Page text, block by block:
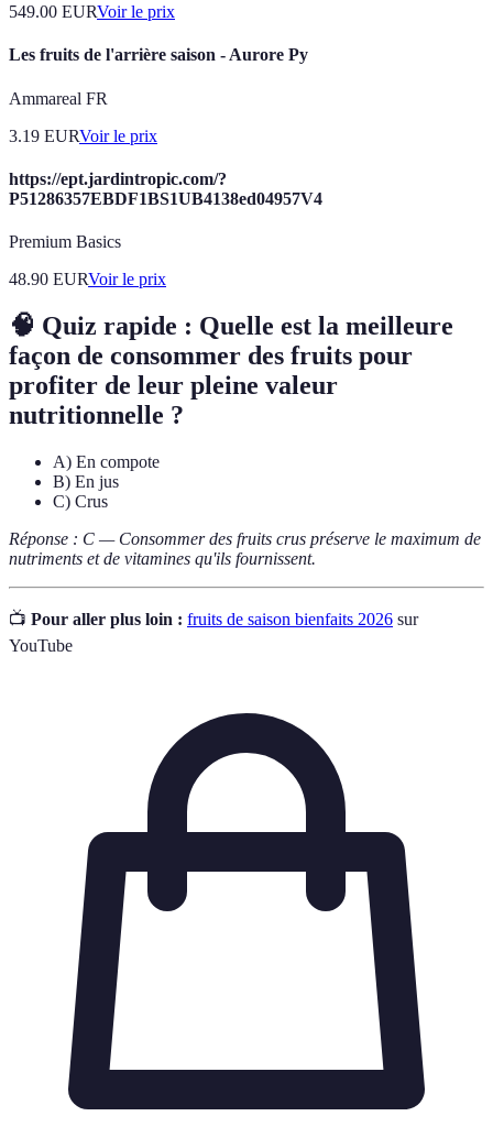
549.00 EURVoir le prix
Les fruits de l'arrière saison - Aurore Py
Ammareal FR
3.19 EURVoir le prix
https://ept.jardintropic.com/?
P51286357EBDF1BS1UB4138ed04957V4
Premium Basics
48.90 EURVoir le prix
🧠 Quiz rapide : Quelle est la meilleure
façon de consommer des fruits pour
profiter de leur pleine valeur
nutritionnelle ?
A) En compote
B) En jus
C) Crus
Réponse : C — Consommer des fruits crus préserve le maximum de
nutriments et de vitamines qu'ils fournissent.
📺 Pour aller plus loin : fruits de saison bienfaits 2026 sur
YouTube